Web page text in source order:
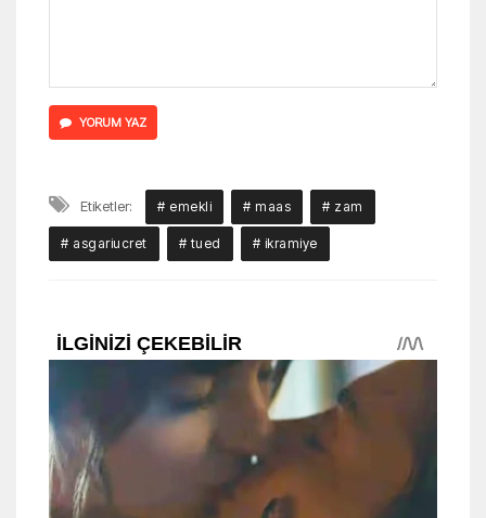
YORUM YAZ
Etiketler: # emekli # maas # zam
# asgariucret # tued # ikramiye